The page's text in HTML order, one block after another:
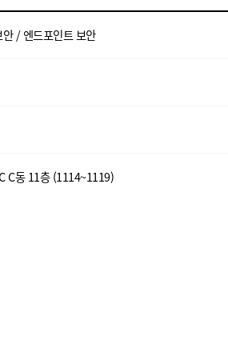
/ 엔드포인트 보안
C동 11층 (1114~1119)